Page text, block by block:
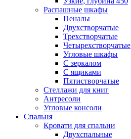
Распашные шкафы
Пеналы
Двухстворчатые
Трехстворчатые
Четырехстворчатые
Угловые шкафы
С зеркалом
С ящиками
Пятистворчатые
Стеллажи для книг
Антресоли
Угловые консоли
Спальня
Кровати для спальни
Двухспальные